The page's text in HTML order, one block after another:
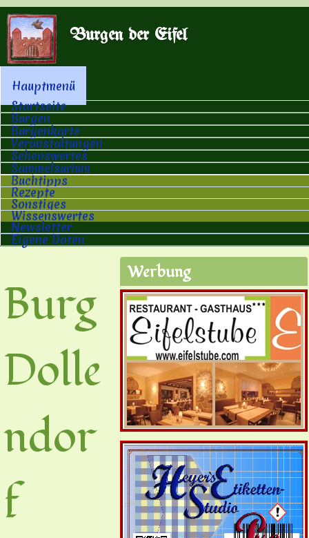
Burgen der Eifel
Hauptmenü
Hauptmenü
Startseite
Burgen
Burgenkarte
Veranstaltungen
Sehenswertes
Sammelsurium
Buchtipps
Rezepte
Sonstiges
Wissenswertes
Newsletter
Eigene Daten
Burg
Dolle
ndor
f
Werbung